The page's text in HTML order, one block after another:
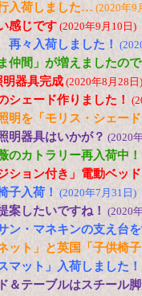
入荷しました… (2020年9
感じです (2020年9月10日)
々入荷しました！
仲間」が増えましたの
明器具完成(2020年8月28日)
シェード作りました！
明を「モリス・シェー
明器具はいかが？ (2020
のカトラリー再入荷中！
ション付き」電動ベッ
子入荷！ (2020年7月31日)
案したいですね！ (2020
ン・マネキンの支え台
ット」と英国「子供椅
マット」入荷しました！
＆テーブルはスチール